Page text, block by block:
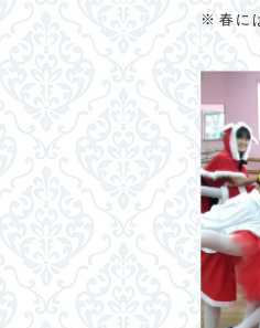
※春に